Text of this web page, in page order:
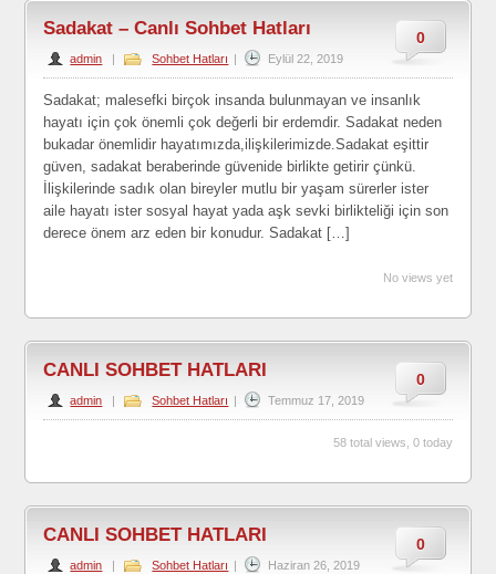
0
Sadakat – Canlı Sohbet Hatları
admin | Sohbet Hatları | Eylül 22, 2019
Sadakat; malesefki birçok insanda bulunmayan ve insanlık
hayatı için çok önemli çok değerli bir erdemdir. Sadakat neden
bukadar önemlidir hayatımızda,ilişkilerimizde.Sadakat eşittir
güven, sadakat beraberinde güvenide birlikte getirir çünkü.
İlişkilerinde sadık olan bireyler mutlu bir yaşam sürerler ister
aile hayatı ister sosyal hayat yada aşk sevki birlikteliği için son
derece önem arz eden bir konudur. Sadakat […]
No views yet
0
CANLI SOHBET HATLARI
admin | Sohbet Hatları | Temmuz 17, 2019
58 total views, 0 today
0
CANLI SOHBET HATLARI
admin | Sohbet Hatları | Haziran 26, 2019